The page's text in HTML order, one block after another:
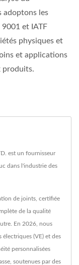
adoptons les
et IATF
physiques et
et applications
produits.
est un fournisseur
dans l'industrie des
de joints, certifiée
de la qualité
En 2026, nous
électriques (VE) et des
personnalisées
soutenues par des